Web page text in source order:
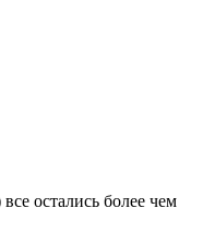
остались более чем